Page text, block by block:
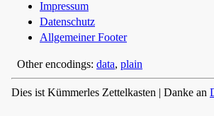
Impressum
Datenschutz
Allgemeiner Footer
Other encodings: data, plain
Dies ist Kümmerles Zettelkasten | Danke an